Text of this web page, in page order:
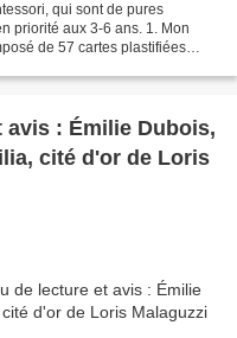
qui sont de pures
priorité aux 3-6 ans. 1. Mon
de 57 cartes plastifiées
avis : Émilie Dubois,
cité d'or de Loris